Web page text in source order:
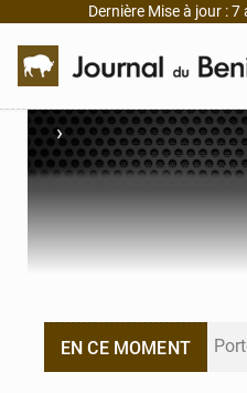
Dernière Mise à jour :
›
EN CE MOMENT